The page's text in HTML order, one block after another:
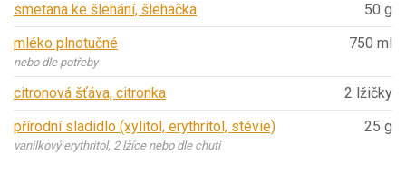
smetana ke šlehání, šlehačka
50 g
mléko plnotučné
nebo dle potřeby
750 ml
citronová šťáva, citronka
2 lžičky
přírodní sladidlo (xylitol, erythritol, stévie)
vanilkový erythritol, 2 lžíce nebo dle chuti
25 g